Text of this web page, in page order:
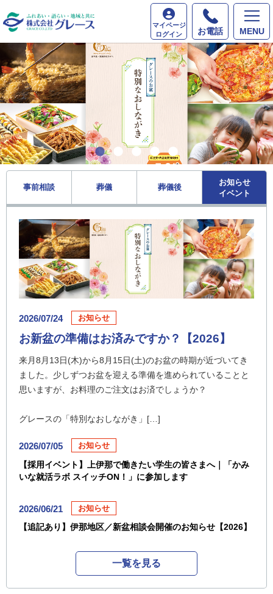
MENU
お電話
マイページ
ログイン
事前相談 葬儀 葬儀後
お知らせ
イベント
2026/07/24 お知らせ
お新盆の準備はお済みですか？【2026】
来月8月13日(木)から8月15日(土)のお盆の時期が近づいてき
ました。少しずつお盆を迎える準備を進められていることと
思いますが、お料理のご注文はお済でしょうか？
グレースの「特別なおしながき」[…]
2026/07/05 お知らせ
【採用イベント】上伊那で働きたい学生の皆さまへ｜「かみ
いな就活ラボ スイッチON！」に参加します
2026/06/21 お知らせ
【追記あり】伊那地区／新盆相談会開催のお知らせ【2026】
一覧を見る